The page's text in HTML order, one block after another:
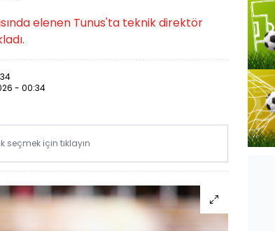
elenen Tunus'ta teknik direktör
- 00:34
seçmek için tıklayın